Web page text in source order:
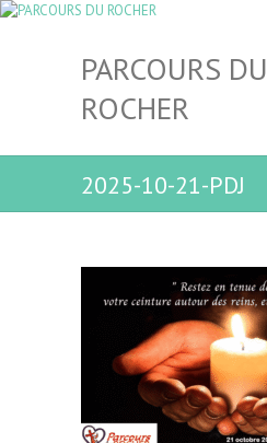
PARCOURS DU
ROCHER
2025-10-21-PDJ